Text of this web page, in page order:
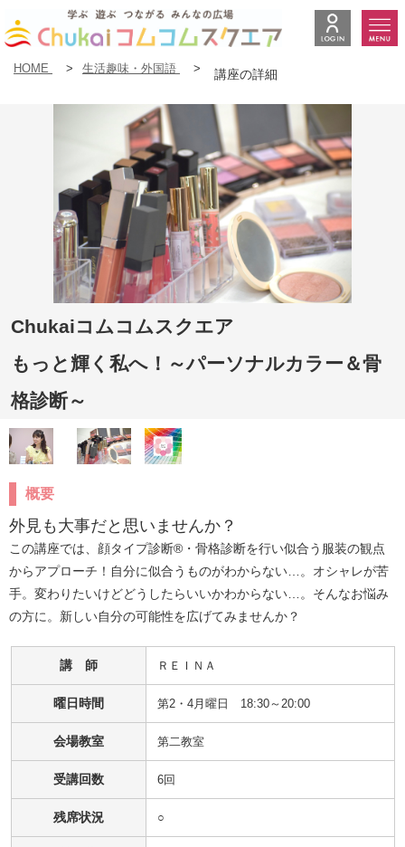
HOME > 生活趣味・外国語 > 講座の詳細
Chukaiコムコムスクエア
もっと輝く私へ！～パーソナルカラー＆骨
格診断～
概要
外見も大事だと思いませんか？
この講座では、顔タイプ診断®・骨格診断を行い似合う服装の観点
からアプローチ！自分に似合うものがわからない…。オシャレが苦
手。変わりたいけどどうしたらいいかわからない…。そんなお悩み
の方に。新しい自分の可能性を広げてみませんか？
講 師 ＲＥＩＮＡ
曜日時間 第2・4月曜日 18:30～20:00
会場教室 第二教室
受講回数 6回
残席状況 ○